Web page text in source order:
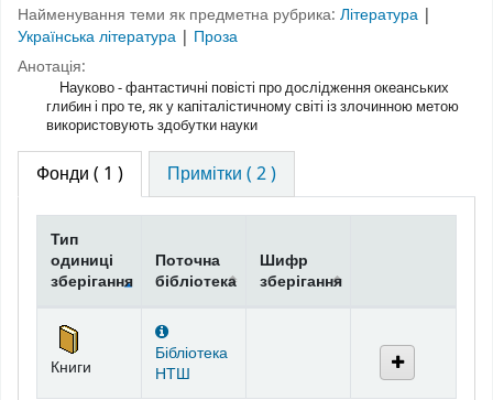
Найменування теми як предметна рубрика: Література |
Українська література | Проза
Анотація:
Науково - фантастичні повісті про дослідження океанських
глибин і про те, як у капіталістичному світі із злочинною метою
використовують здобутки науки
Фонди ( 1 ) Примітки ( 2 )
Тип
одиниці
зберігання
Поточна
бібліотека
Шифр
зберігання
Книги
Бібліотека
НТШ